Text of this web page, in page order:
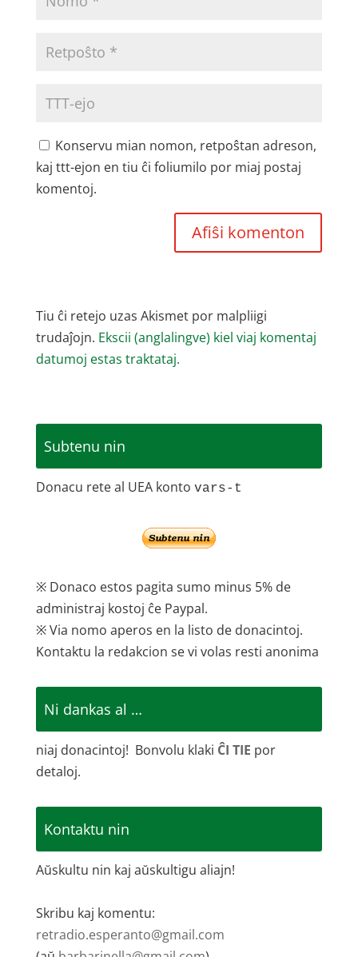
Konservu mian nomon, retpoŝtan adreson,
kaj ttt-ejon en tiu ĉi foliumilo por miaj postaj
komentoj.
Tiu ĉi retejo uzas Akismet por malpliigi
trudaĵojn. Ekscii (anglalingve) kiel viaj komentaj
datumoj estas traktataj.
Subtenu nin
Donacu rete al UEA konto vars-t
※ Donaco estos pagita sumo minus 5% de
administraj kostoj ĉe Paypal.
※ Via nomo aperos en la listo de donacintoj.
Kontaktu la redakcion se vi volas resti anonima
Ni dankas al …
niaj donacintoj! Bonvolu klaki ĈI TIE por
detaloj.
Kontaktu nin
Aŭskultu nin kaj aŭskultigu aliajn!
Skribu kaj komentu:
retradio.esperanto@gmail.com